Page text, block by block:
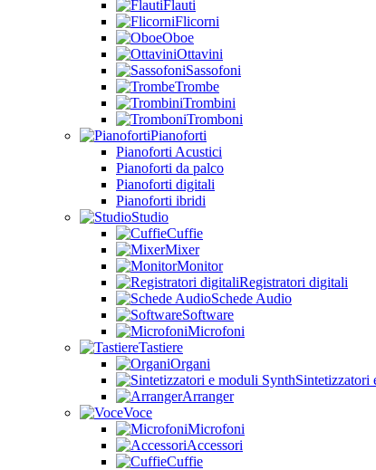
Flauti
Flicorni
Oboe
Ottavini
Sassofoni
Trombe
Trombini
Tromboni
Pianoforti
Pianoforti Acustici
Pianoforti da palco
Pianoforti digitali
Pianoforti ibridi
Studio
Cuffie
Mixer
Monitor
Registratori digitali
Schede Audio
Software
Microfoni
Tastiere
Organi
Sintetizzatori
Arranger
Voce
Microfoni
Accessori
Cuffie